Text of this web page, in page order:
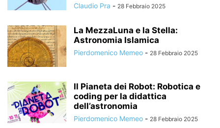
Claudio Pra - 28 Febbraio 2025
La MezzaLuna e la Stella:
Astronomia Islamica
Pierdomenico Memeo - 28 Febbraio 2025
Il Pianeta dei Robot: Robotica e
coding per la didattica
dell’astronomia
Pierdomenico Memeo - 28 Febbraio 2025